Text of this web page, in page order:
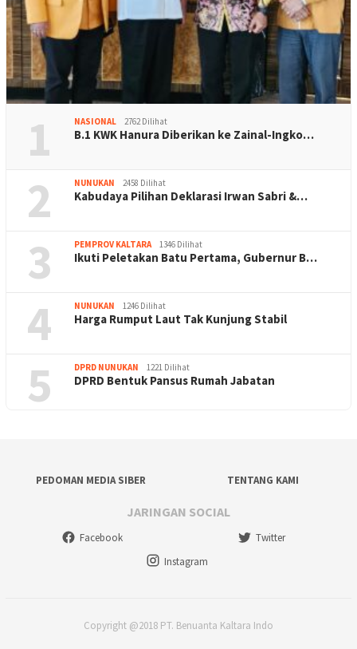
1 NASIONAL 2762 Dilihat
B.1 KWK Hanura Diberikan ke Zainal-Ingko…
2 NUNUKAN 2458 Dilihat
Kabudaya Pilihan Deklarasi Irwan Sabri &…
3 PEMPROV KALTARA 1346 Dilihat
Ikuti Peletakan Batu Pertama, Gubernur B…
4 NUNUKAN 1246 Dilihat
Harga Rumput Laut Tak Kunjung Stabil
5 DPRD NUNUKAN 1221 Dilihat
DPRD Bentuk Pansus Rumah Jabatan
PEDOMAN MEDIA SIBER TENTANG KAMI
JARINGAN SOCIAL
Facebook
Twitter
Instagram
Copyright @2018 PT. Benuanta Kaltara Indo